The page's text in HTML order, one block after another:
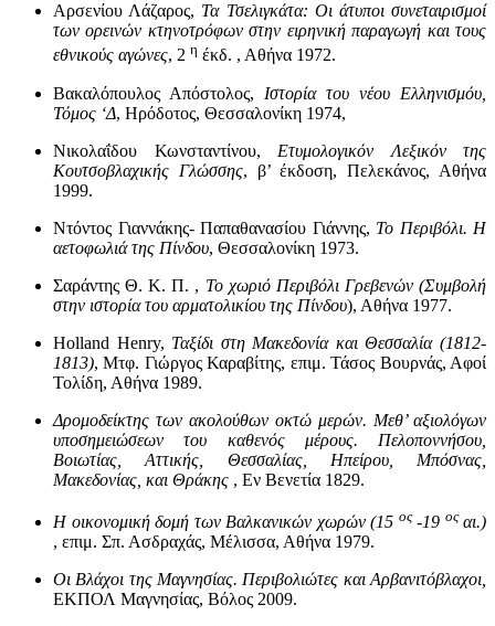
Αρσενίου Λάζαρος, Τα Τσελιγκάτα: Οι άτυποι συνεταιρισμοί
των ορεινών κτηνοτρόφων στην ειρηνική παραγωγή και τους
εθνικούς αγώνες, 2 η έκδ. , Αθήνα 1972.
Βακαλόπουλος Απόστολος, Ιστορία του νέου Ελληνισμόυ,
Τόμος ‘Δ, Ηρόδοτος, Θεσσαλονίκη 1974,
Νικολαΐδου Κωνσταντίνου, Ετυμολογικόν Λεξικόν της
Κουτσοβλαχικής Γλώσσης, β’ έκδοση, Πελεκάνος, Αθήνα
1999.
Ντόντος Γιαννάκης- Παπαθανασίου Γιάννης, Το Περιβόλι. Η
αετοφωλιά της Πίνδου, Θεσσαλονίκη 1973.
Σαράντης Θ. Κ. Π. , Το χωριό Περιβόλι Γρεβενών (Συμβολή
στην ιστορία του αρματολικίου της Πίνδου), Αθήνα 1977.
Holland Henry, Ταξίδι στη Μακεδονία και Θεσσαλία (1812-
1813), Μτφ. Γιώργος Καραβίτης, επιμ. Τάσος Βουρνάς, Αφοί
Τολίδη, Αθήνα 1989.
Δρομοδείκτης των ακολούθων οκτώ μερών. Μεθ’ αξιολόγων
υποσημειώσεων του καθενός μέρους. Πελοποννήσου,
Βοιωτίας, Αττικής, Θεσσαλίας, Ηπείρου, Μπόσνας,
Μακεδονίας, και Θράκης , Εν Βενετία 1829.
Η οικονομική δομή των Βαλκανικών χωρών (15 ος -19 ος αι.)
, επιμ. Σπ. Ασδραχάς, Μέλισσα, Αθήνα 1979.
Οι Βλάχοι της Μαγνησίας. Περιβολιώτες και Αρβανιτόβλαχοι,
ΕΚΠΟΛ Μαγνησίας, Βόλος 2009.